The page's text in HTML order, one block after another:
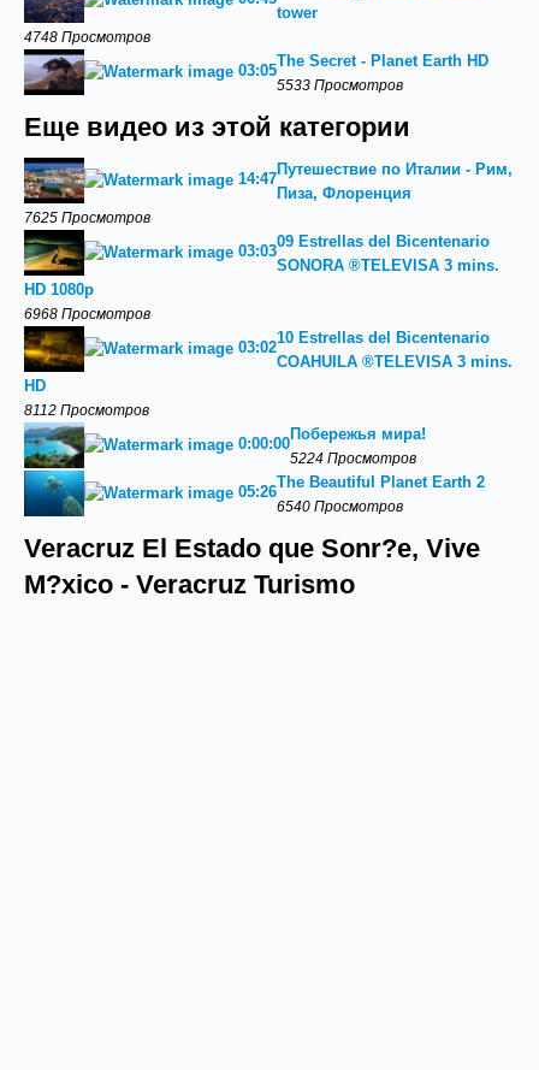
tower
4748 Просмотров
03:05
The Secret - Planet Earth HD
5533 Просмотров
Еще видео из этой категории
14:47
Путешествие по Италии - Рим,
Пиза, Флоренция
7625 Просмотров
03:03
09 Estrellas del Bicentenario
SONORA ®TELEVISA 3 mins.
HD 1080p
6968 Просмотров
03:02
10 Estrellas del Bicentenario
COAHUILA ®TELEVISA 3 mins.
HD
8112 Просмотров
0:00:00
Побережья мира!
5224 Просмотров
05:26
The Beautiful Planet Earth 2
6540 Просмотров
Veracruz El Estado que Sonr?e, Vive
M?xico - Veracruz Turismo